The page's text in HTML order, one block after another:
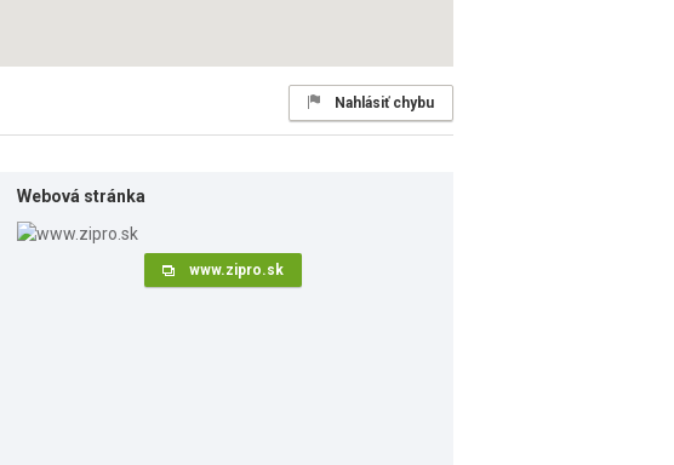
Nahlásiť chybu
Webová stránka
www.zipro.sk